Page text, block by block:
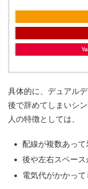
具体的に、デュアル
後で辞めてしまいシ
人の特徴としては、
配線が複数あっ
後や左右スペー
電気代がかかっ